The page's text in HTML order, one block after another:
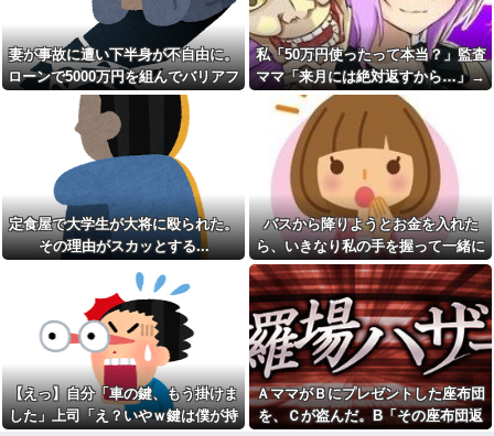
ことが発覚。嫁共々追放確定と
なった途端に娘「」…はぁ？
【衝撃】若い女の子からする
「甘い匂い」の正体、まさか分
からないDTなんておらんよな？
よな？w w w w w w w w w w w
【驚愕】マチアプで会った外
国人からまさかの『こう』言わ
れたんやがこれワイ詰み
か？？？？？？？
生食が最悪最凶なのって豚肉
らしいな
【緊急】今の若者に急増して
いる『コレ』依存、めちゃくち
ゃ深刻な模様w w w w w w w w
美容院ってオッサンがいきな
り行っても大丈夫なん？
男性恐怖症だったの嫁をサル
の様に求めまくった結果は……..
俺「ゲーム機どこ？」親「ち
ょっと借りたよ」→どうぶつの
森を開いた瞬間、村が大変なこ
とになっていて…
【悲報】あずみとかいう漫画
読んだんやけど、何で山で修行
しただけの子供達があんなに強
いんや
耳の聞こえが悪い方（日常の
工夫）
【崩壊寸前】夫がバイトの子
を「放っておけない」とか言い
訳する理由がコレｗｗｗｗ
アタシ何歳に見える？って誘
い受け風の事言うゴミってまだ
生存してるよね〜
【胸熱】中居正広、熊本に人
知れず支援か 10年前の震災で
は3度現地入り「誰にも知られな
くて良い」
長年付き合いがある温和だっ
た友人がとんでもなくキレた
下僕にネーミングセンスが皆
無なため 我が家の歴代ご主人様
達は…【再】
ウトのセクハラを夫に泣いて
訴えても「いいじゃないかその
くらい。我慢してたらご褒美あ
妻が事故に遭い下半身が不自由に。
ローンで5000万円を組んでバリアフ
リーの家を建てた。だが俺には作戦
があった
私「50万円使ったって本当？」監査
ママ「来月には絶対返すから…」→
約束を信じて待った結果、警察に通
報することになり…
定食屋で大学生が大将に殴られた。
その理由がスカッとする...
バスから降りようとお金を入れた
ら、いきなり私の手を握って一緒に
降りようとする子供がいた。手をほ
どこうとしても放してくれず...
【えっ】自分「車の鍵、もう掛けま
した」上司「え？いやｗ鍵は僕が持
ＡママがＢにプレゼントした座布団
を、Ｃが盗んだ。B「その座布団返